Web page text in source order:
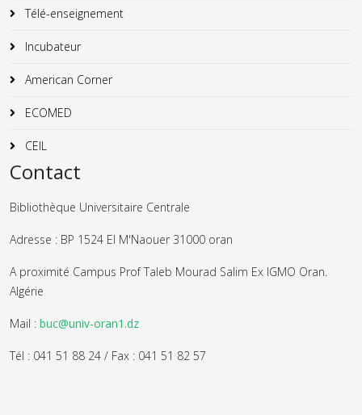
Télé-enseignement
Incubateur
American Corner
ECOMED
CEIL
Contact
Bibliothèque Universitaire Centrale
Adresse : BP 1524 El M'Naouer 31000 oran
A proximité Campus Prof Taleb Mourad Salim Ex IGMO Oran.
Algérie
Mail : buc@univ-oran1.dz
Tél : 041 51 88 24 / Fax : 041 51 82 57